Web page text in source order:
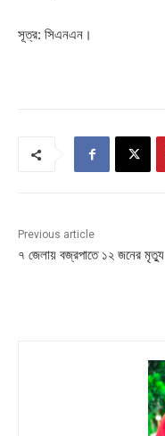
সূত্র: সিএনএন।
Previous article
৭ জেলায় বজ্রপাতে ১২ জনের মৃত্যু